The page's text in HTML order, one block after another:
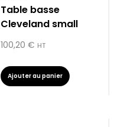
Table basse
Cleveland small
100,20 € HT
Ajouter au panier